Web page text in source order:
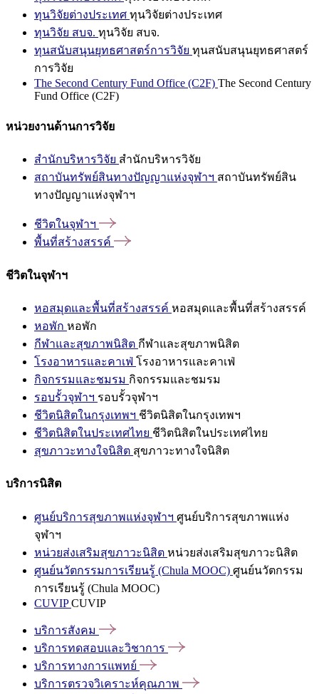
ทุนวิจัยต่างประเทศ ทุนวิจัยต่างประเทศ
ทุนวิจัย สบจ. ทุนวิจัย สบจ.
ทุนสนับสนุนยุทธศาสตร์การวิจัย ทุนสนับสนุนยุทธศาสตร์
การวิจัย
The Second Century Fund Office (C2F) The Second Century
Fund Office (C2F)
หน่วยงานด้านการวิจัย
สำนักบริหารวิจัย สำนักบริหารวิจัย
สถาบันทรัพย์สินทางปัญญาแห่งจุฬาฯ สถาบันทรัพย์สิน
ทางปัญญาแห่งจุฬาฯ
ชีวิตในจุฬาฯ
พื้นที่สร้างสรรค์
ชีวิตในจุฬาฯ
หอสมุดและพื้นที่สร้างสรรค์ หอสมุดและพื้นที่สร้างสรรค์
หอพัก หอพัก
กีฬาและสุขภาพนิสิต กีฬาและสุขภาพนิสิต
โรงอาหารและคาเฟ่ โรงอาหารและคาเฟ่
กิจกรรมและชมรม กิจกรรมและชมรม
รอบรั้วจุฬาฯ รอบรั้วจุฬาฯ
ชีวิตนิสิตในกรุงเทพฯ ชีวิตนิสิตในกรุงเทพฯ
ชีวิตนิสิตในประเทศไทย ชีวิตนิสิตในประเทศไทย
สุขภาวะทางใจนิสิต สุขภาวะทางใจนิสิต
บริการนิสิต
ศูนย์บริการสุขภาพแห่งจุฬาฯ ศูนย์บริการสุขภาพแห่ง
จุฬาฯ
หน่วยส่งเสริมสุขภาวะนิสิต หน่วยส่งเสริมสุขภาวะนิสิต
ศูนย์นวัตกรรมการเรียนรู้ (Chula MOOC) ศูนย์นวัตกรรม
การเรียนรู้ (Chula MOOC)
CUVIPCUVIP
บริการสังคม
บริการทดสอบและวิชาการ
บริการทางการแพทย์
บริการตรวจวิเคราะห์คุณภาพ